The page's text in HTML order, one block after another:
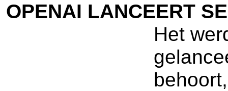
OPENAI LANCEERT
Het